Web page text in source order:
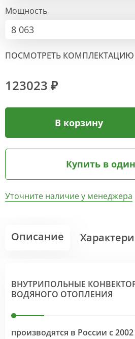
Мощность
8 063
ПОСМОТРЕТЬ КОМПЛЕКТАЦИЮ
123023 ₽
В корзину
Купить в
Уточните наличие у менеджера
Описание
ВНУТРИПОЛЬНЫЕ
ВОДЯНОГО ОТОПЛЕНИЯ
производятся в России с